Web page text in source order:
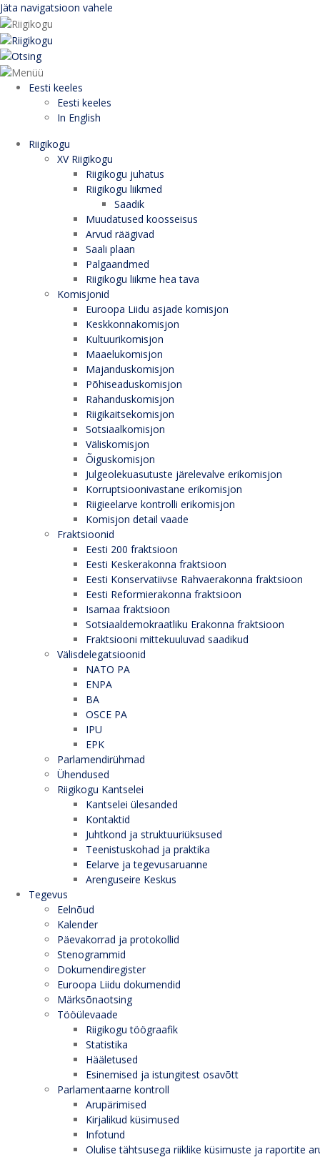
Jäta navigatsioon vahele
Eesti keeles
Eesti keeles
In English
Riigikogu
XV Riigikogu
Riigikogu juhatus
Riigikogu liikmed
Saadik
Muudatused koosseisus
Arvud räägivad
Saali plaan
Palgaandmed
Riigikogu liikme hea tava
Komisjonid
Euroopa Liidu asjade komisjon
Keskkonnakomisjon
Kultuurikomisjon
Maaelukomisjon
Majanduskomisjon
Põhiseaduskomisjon
Rahanduskomisjon
Riigikaitsekomisjon
Sotsiaalkomisjon
Väliskomisjon
Õiguskomisjon
Julgeolekuasutuste järelevalve erikomisjon
Korruptsioonivastane erikomisjon
Riigieelarve kontrolli erikomisjon
Komisjon detail vaade
Fraktsioonid
Eesti 200 fraktsioon
Eesti Keskerakonna fraktsioon
Eesti Konservatiivse Rahvaerakonna fraktsioon
Eesti Reformierakonna fraktsioon
Isamaa fraktsioon
Sotsiaaldemokraatliku Erakonna fraktsioon
Fraktsiooni mittekuuluvad saadikud
Välisdelegatsioonid
NATO PA
ENPA
BA
OSCE PA
IPU
EPK
Parlamendirühmad
Ühendused
Riigikogu Kantselei
Kantselei ülesanded
Kontaktid
Juhtkond ja struktuuriüksused
Teenistuskohad ja praktika
Eelarve ja tegevusaruanne
Arenguseire Keskus
Tegevus
Eelnõud
Kalender
Päevakorrad ja protokollid
Stenogrammid
Dokumendiregister
Euroopa Liidu dokumendid
Märksõnaotsing
Tööülevaade
Riigikogu töögraafik
Statistika
Hääletused
Esinemised ja istungitest osavõtt
Parlamentaarne kontroll
Arupärimised
Kirjalikud küsimused
Infotund
Olulise tähtsusega riiklike küsimuste ja raportite